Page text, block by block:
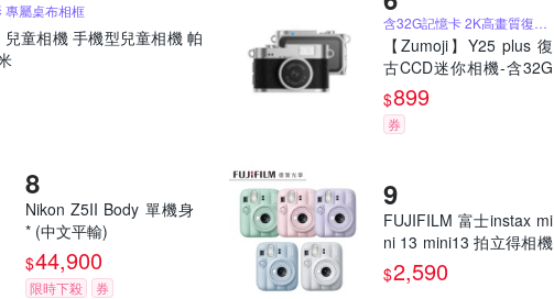
專屬桌布相框
兒童相機 手機型兒童相機 帕
含32G記憶卡 2K高畫質復古小相機
【Zumoji】Y25 plus 復
古CCD迷你相機-含32G
記憶卡｜2k畫質 大螢幕
網紅推薦款 穿搭配件 聖
誕禮物
$899
券
Nikon Z5II Body 單機身
* (中文平輸)
$44,900
限時下殺 券
FUJIFILM 富士instax mi
ni 13 mini13 拍立得相機
馬上看相機 恆昶公司貨
$2,590